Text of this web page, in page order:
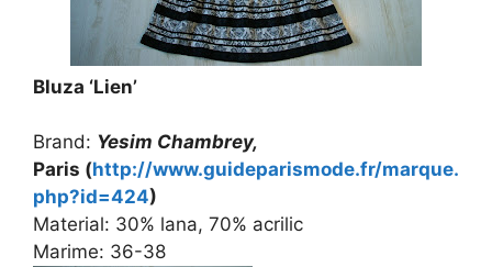
Bluza ‘Lien’
Brand: Yesim Chambrey,
Paris (http://www.guideparismode.fr/marque.
php?id=424)
Material: 30% lana, 70% acrilic
Marime: 36-38